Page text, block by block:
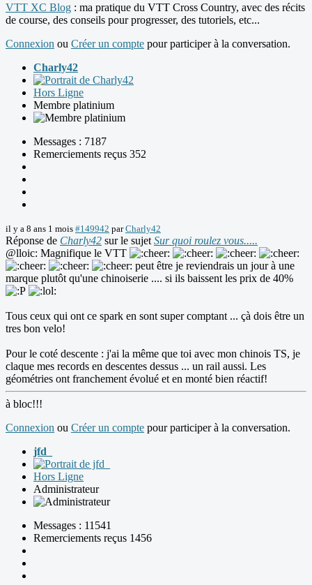
VTT XC Blog : ma pratique du VTT Cross Country, avec des récits
de course, des conseils pour progresser, des tutoriels, etc...
Connexion ou Créer un compte pour participer à la conversation.
Charly42
Hors Ligne
Membre platinium
Messages : 7187
Remerciements reçus 352
il y a 8 ans 1 mois #149942 parCharly42
Réponse de Charly42 sur le sujet Sur quoi roulez vous.....
@lloic: Magnifique le VTT
peut être je reviendrais un jour à une
marque plutôt qu'une chinoiserie .... si ils baissent les prix de 40%
Tous ceux qui ont ce spark en sont super comptant ... çà dois être un
tres bon velo!
Pour le coté descente : j'ai la même que toi avec mon chinois TS, je
claque mes records en descentes dessus ... un rail aussi. Les
géométries ont franchement évolué et en monté bien réactif!
à bloc!!!
Connexion ou Créer un compte pour participer à la conversation.
jfd_
Hors Ligne
Administrateur
Messages : 11541
Remerciements reçus 1456